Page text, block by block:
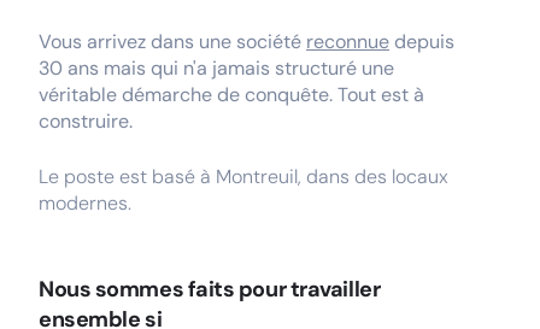
Vous arrivez dans une société reconnue depuis
30 ans mais qui n'a jamais structuré une
véritable démarche de conquête. Tout est à
construire.
Le poste est basé à Montreuil, dans des locaux
modernes.
Nous sommes faits pour travailler
ensemble si